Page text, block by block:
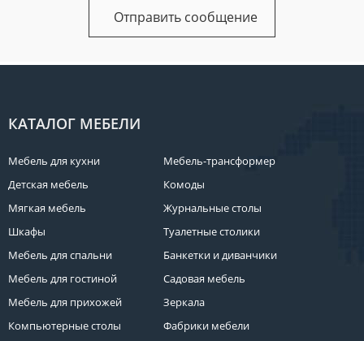
КАТАЛОГ МЕБЕЛИ
Мебель для кухни
Детская мебель
Мягкая мебель
Шкафы
Мебель для спальни
Мебель для гостиной
Мебель для прихожей
Компьютерные столы
Мебель-трансформер
Комоды
Журнальные столы
Туалетные столики
Банкетки и диванчики
Садовая мебель
Зеркала
Фабрики мебели